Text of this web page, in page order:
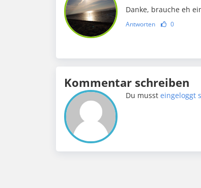
Danke, brauche eh
Antworten 0
Kommentar schreiben
Du mussteingeloggt